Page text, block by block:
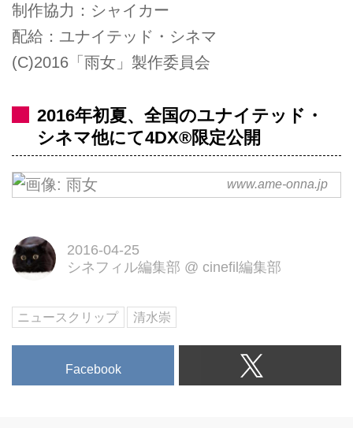
制作協力：シャイカー
配給：ユナイテッド・シネマ
(C)2016「雨女」製作委員会
2016年初夏、全国のユナイテッド・
シネマ他にて4DX®限定公開
ける、新しい＜恐怖＞体験。清野
怖＞エンターテインメント映画が
www.ame-onna.jp
2016-04-25
シネフィル編集部 @ cinefil編集部
ニュースクリップ 清水崇
Facebook